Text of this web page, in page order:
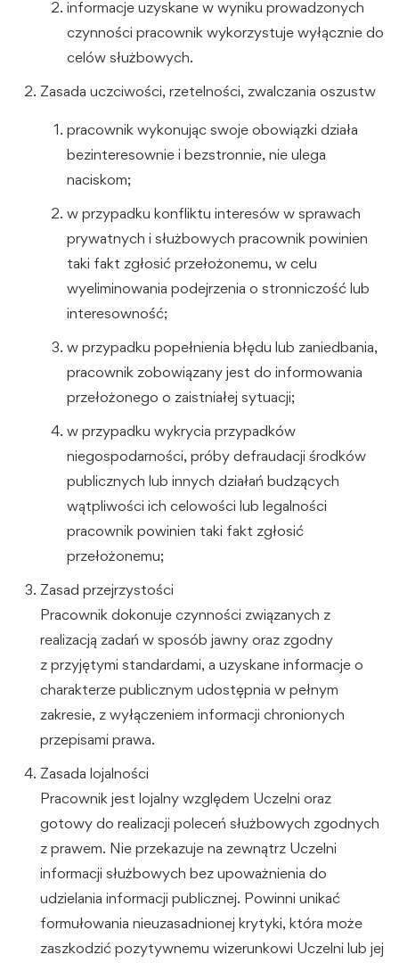
informacje uzyskane w wyniku prowadzonych
czynności pracownik wykorzystuje wyłącznie do
celów służbowych.
Zasada uczciwości, rzetelności, zwalczania oszustw
pracownik wykonując swoje obowiązki działa
bezinteresownie i bezstronnie, nie ulega
naciskom;
w przypadku konfliktu interesów w sprawach
prywatnych i służbowych pracownik powinien
taki fakt zgłosić przełożonemu, w celu
wyeliminowania podejrzenia o stronniczość lub
interesowność;
w przypadku popełnienia błędu lub zaniedbania,
pracownik zobowiązany jest do informowania
przełożonego o zaistniałej sytuacji;
w przypadku wykrycia przypadków
niegospodarności, próby defraudacji środków
publicznych lub innych działań budzących
wątpliwości ich celowości lub legalności
pracownik powinien taki fakt zgłosić
przełożonemu;
Zasad przejrzystości
Pracownik dokonuje czynności związanych z
realizacją zadań w sposób jawny oraz zgodny
z przyjętymi standardami, a uzyskane informacje o
charakterze publicznym udostępnia w pełnym
zakresie, z wyłączeniem informacji chronionych
przepisami prawa.
Zasada lojalności
Pracownik jest lojalny względem Uczelni oraz
gotowy do realizacji poleceń służbowych zgodnych
z prawem. Nie przekazuje na zewnątrz Uczelni
informacji służbowych bez upoważnienia do
udzielania informacji publicznej. Powinni unikać
formułowania nieuzasadnionej krytyki, która może
zaszkodzić pozytywnemu wizerunkowi Uczelni lub jej